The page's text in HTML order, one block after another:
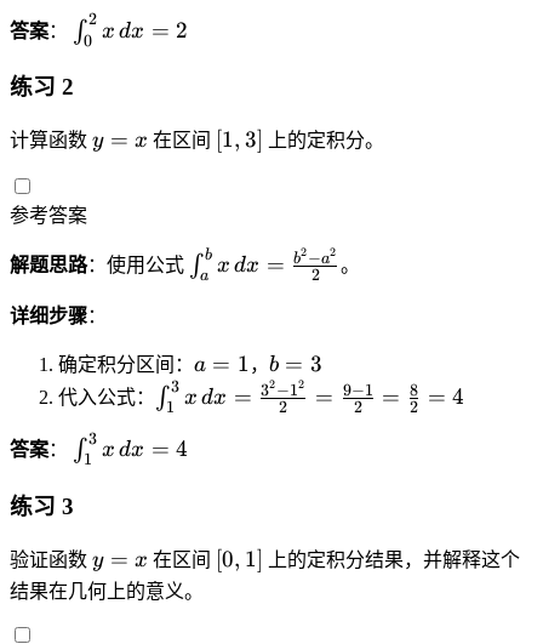
b
-
{
n
)
c
o
t
\f
r
a
c
-
a
}
{
n
^
2
}
)
u
_
=
1
}
{
}
n
{
a
a
)
\f
{
(
=
c
-
2
t
2
x
=
a
c
{
2
0
^
答案：
\i
n
0
x
\,
d
x
=
2
∫0
2
x dx = 2
练习 2
计算函数 y
y = x 在区间 [[1, 3] 上的定积分。
参考答案
解题思路：使用公式 \i
n
a
^
=
\
∫a
b
x dx = 2
b2−a2
。
详细步骤：
确定积分区间： a
=
a = 1， b
=
3
b = 3
代入公式：
\i
n
t
3
x
∫1
3
x dx = 2
32−12 = 2
9−1 = 2
8 = 4
答案：
\i
n
1
^
∫1
3
x dx = 4
练习 3
验证函数 y
=
y = x 在区间 [[0, 1] 上的定积分结果，并解释这个
结果在几何上的意义。